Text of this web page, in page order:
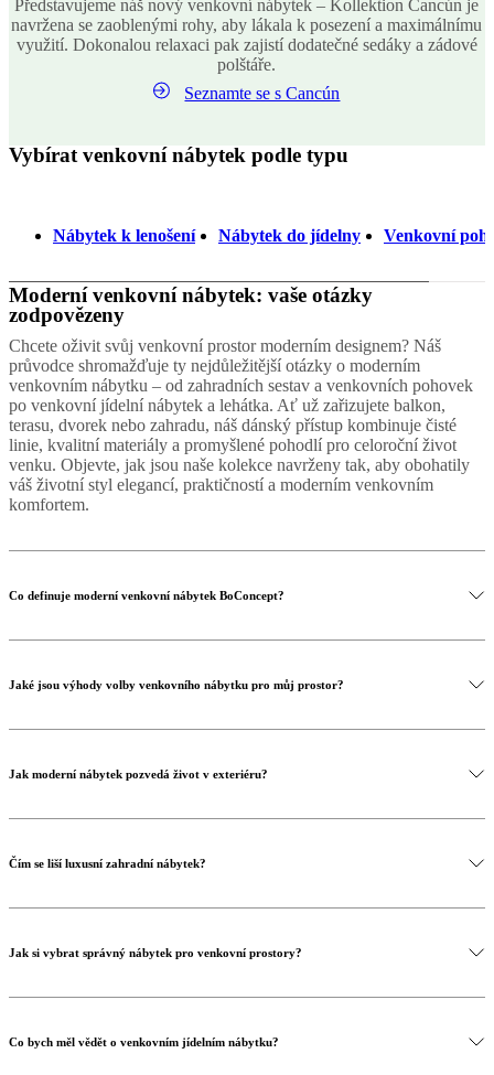
Helena
ChristensenInspiraceZákaznický
servisKontaktDoručeníPéče
upozorněníBezplatná
služba
vzorky
zdarmaNajít
společnosti
BoConceptHodnoty
Společenská
odpovědnost
Historie
servisŘemeslné
zpracování
a
kvalitaSeznamte
se
s
našimi
designéryMožnostiKariéraStandards
and
o
se
franšízantem
Partnerský
and
Představujeme náš nový venkovní nábytek – Kollektion Cancún je
navržena se zaoblenými rohy, aby lákala k posezení a maximálnímu
využití. Dokonalou relaxaci pak zajistí dodatečné sedáky a zádové
polštáře.
Seznamte se s Cancún
Vybírat venkovní nábytek podle typu
Nábytek k lenošení Nábytek do jídelny Venkovní
Moderní venkovní nábytek: vaše otázky
zodpovězeny
Chcete oživit svůj venkovní prostor moderním designem? Náš
průvodce shromažďuje ty nejdůležitější otázky o moderním
venkovním nábytku – od zahradních sestav a venkovních pohovek
po venkovní jídelní nábytek a lehátka. Ať už zařizujete balkon,
terasu, dvorek nebo zahradu, náš dánský přístup kombinuje čisté
linie, kvalitní materiály a promyšlené pohodlí pro celoroční život
venku. Objevte, jak jsou naše kolekce navrženy tak, aby obohatily
váš životní styl elegancí, praktičností a moderním venkovním
komfortem.
Co definuje moderní venkovní nábytek BoConcept?
Jaké jsou výhody volby venkovního nábytku pro můj prostor?
Jak moderní nábytek pozvedá život v exteriéru?
Čím se liší luxusní zahradní nábytek?
Jak si vybrat správný nábytek pro venkovní prostory?
Co bych měl vědět o venkovním jídelním nábytku?